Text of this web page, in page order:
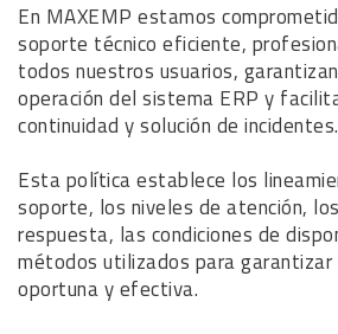
En MAXEMP estamos
soporte técnico eficiente,
todos nuestros usuarios,
operación del sistema ERP y
continuidad y solución de incidentes.
Esta política establece los
soporte, los niveles de atención,
respuesta, las condiciones de
métodos utilizados para garantizar
oportuna y efectiva.